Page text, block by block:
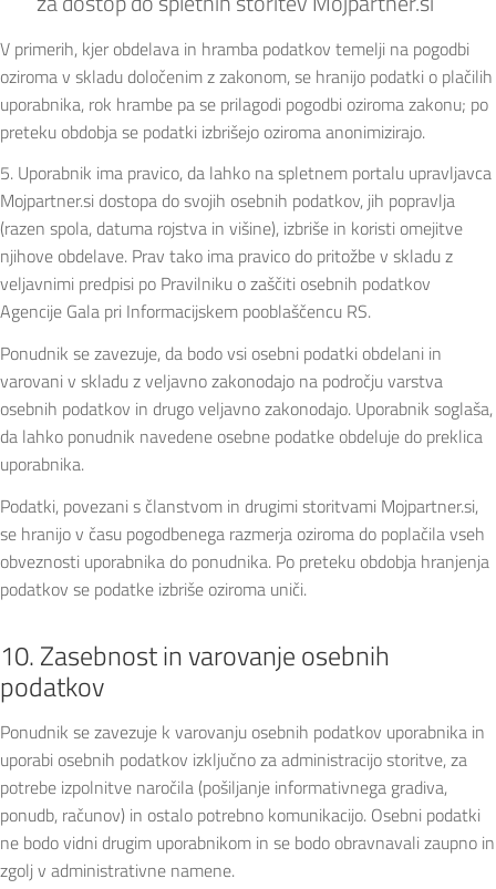
V primerih, kjer obdelava in hramba podatkov temelji na pogodbi
oziroma v skladu določenim z zakonom, se hranijo podatki o plačilih
uporabnika, rok hrambe pa se prilagodi pogodbi oziroma zakonu; po
preteku obdobja se podatki izbrišejo oziroma anonimizirajo.
5. Uporabnik ima pravico, da lahko na spletnem portalu upravljavca
Mojpartner.si dostopa do svojih osebnih podatkov, jih popravlja
(razen spola, datuma rojstva in višine), izbriše in koristi omejitve
njihove obdelave. Prav tako ima pravico do pritožbe v skladu z
veljavnimi predpisi po Pravilniku o zaščiti osebnih podatkov
Agencije Gala pri Informacijskem pooblaščencu RS.
Ponudnik se zavezuje, da bodo vsi osebni podatki obdelani in
varovani v skladu z veljavno zakonodajo na področju varstva
osebnih podatkov in drugo veljavno zakonodajo. Uporabnik soglaša,
da lahko ponudnik navedene osebne podatke obdeluje do preklica
uporabnika.
Podatki, povezani s članstvom in drugimi storitvami Mojpartner.si,
se hranijo v času pogodbenega razmerja oziroma do poplačila vseh
obveznosti uporabnika do ponudnika. Po preteku obdobja hranjenja
podatkov se podatke izbriše oziroma uniči.
10. Zasebnost in varovanje osebnih
podatkov
Ponudnik se zavezuje k varovanju osebnih podatkov uporabnika in
uporabi osebnih podatkov izključno za administracijo storitve, za
potrebe izpolnitve naročila (pošiljanje informativnega gradiva,
ponudb, računov) in ostalo potrebno komunikacijo. Osebni podatki
ne bodo vidni drugim uporabnikom in se bodo obravnavali zaupno in
zgolj v administrativne namene.